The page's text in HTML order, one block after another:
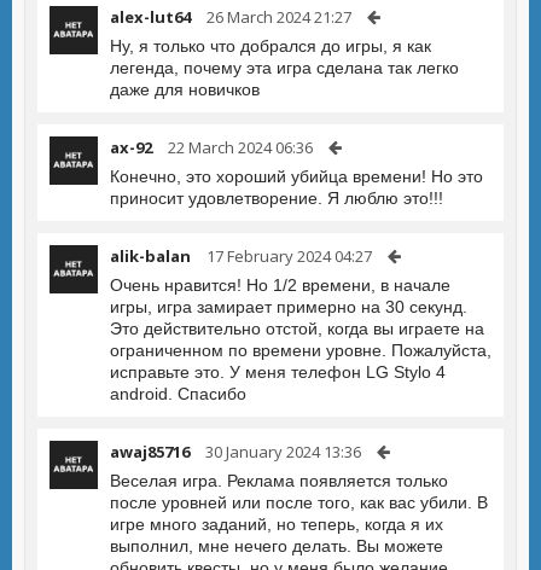
alex-lut64 26 March 2024 21:27
Ну, я только что добрался до игры, я как
легенда, почему эта игра сделана так легко
даже для новичков
ax-92 22 March 2024 06:36
Конечно, это хороший убийца времени! Но это
приносит удовлетворение. Я люблю это!!!
alik-balan 17 February 2024 04:27
Очень нравится! Но 1/2 времени, в начале
игры, игра замирает примерно на 30 секунд.
Это действительно отстой, когда вы играете на
ограниченном по времени уровне. Пожалуйста,
исправьте это. У меня телефон LG Stylo 4
android. Спасибо
awaj85716 30 January 2024 13:36
Веселая игра. Реклама появляется только
после уровней или после того, как вас убили. В
игре много заданий, но теперь, когда я их
выполнил, мне нечего делать. Вы можете